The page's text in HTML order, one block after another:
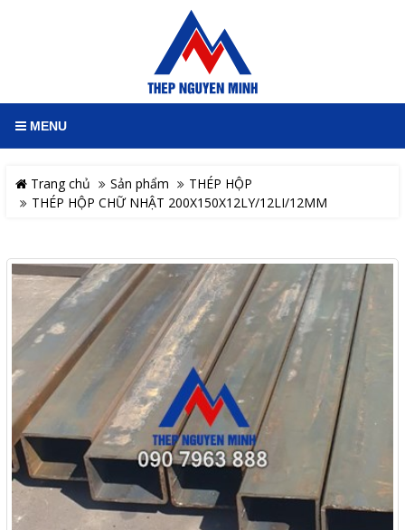
MENU
Trang chủ Sản phẩm
THÉP HỘP
THÉP HỘP CHỮ NHẬT 200X150X12LY/12LI/12MM